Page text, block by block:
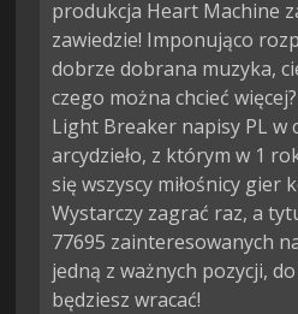
produkcja Heart Machine
zawiedzie! Imponująco
dobrze dobrana muzyka,
czego można chcieć
Light Breaker napisy PL w
arcydzieło, z którym w 1
się wszyscy miłośnicy gier
Wystarczy zagrać raz, a
77695 zainteresowanych
jedną z ważnych pozycji,
będziesz wracać!